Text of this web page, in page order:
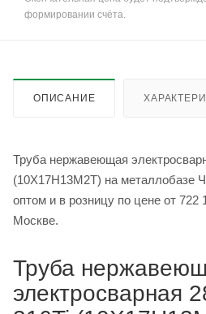
формировании счёта.
ОПИСАНИЕ
Труба нержавеющая
(10Х17Н13М2Т) на металлобазе
оптом и в розницу по цене от 722
Москве.
Труба
электросварная